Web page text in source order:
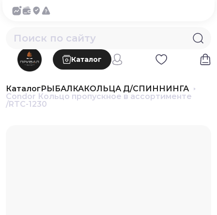
Каталог
КаталогРЫБАЛКАКОЛЬЦА Д/СПИННИНГА
Condor Кольцо пропускное в ассортименте
/RTC-1230